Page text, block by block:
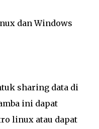
dan Windows
sharing data di
ini dapat
linux atau dapat